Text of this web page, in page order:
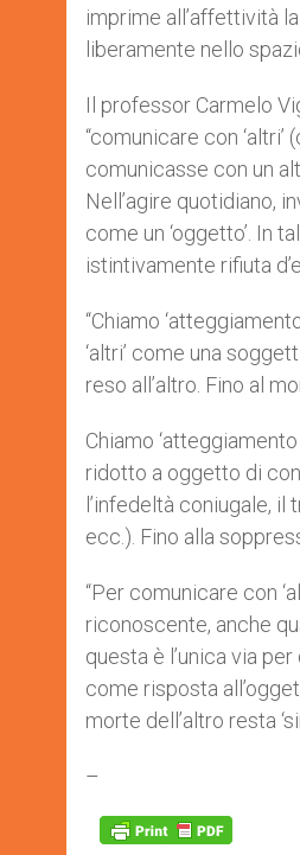
imprime all’affettività
liberamente nello
Il professor Carmelo
“comunicare con
comunicasse con un
Nell’agire quotidiano,
come un ‘oggetto’. In
istintivamente rifiuta
“Chiamo
‘altri’ come una
reso all’altro. Fino al
Chiamo
ridotto a oggetto di
l’infedeltà coniugale,
ecc.). Fino alla
“Per comunicare con
riconoscente, anche
questa è l’unica via
come risposta
morte dell’altro resta
–